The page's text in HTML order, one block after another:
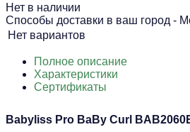
Нет в наличии
Способы доставки в ваш город -
Нет вариантов
Полное описание
Характеристики
Сертификаты
Babyliss Pro BaBy Curl